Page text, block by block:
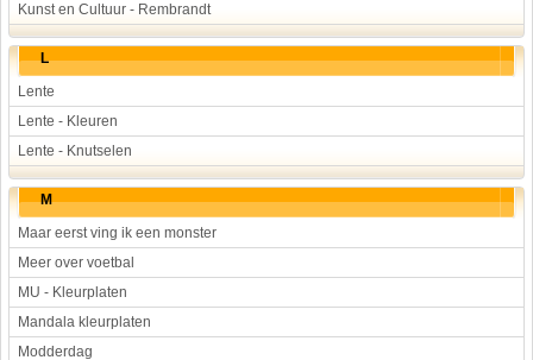
Kunst en Cultuur - Rembrandt
L
Lente
Lente - Kleuren
Lente - Knutselen
M
Maar eerst ving ik een monster
Meer over voetbal
MU - Kleurplaten
Mandala kleurplaten
Modderdag